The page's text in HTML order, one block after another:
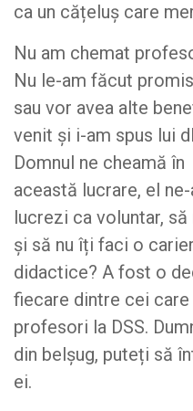
ca un cățeluș care
Nu am chemat
Nu le-am făcut
sau vor avea alte
venit și i-am spus lui
Domnul ne cheamă în
această lucrare, el
lucrezi ca voluntar,
și să nu îți faci o
didactice? A fost o
fiecare dintre cei care
profesori la DSS.
din belșug, puteți să
ei.